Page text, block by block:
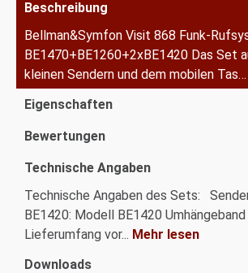
Beschreibung
Bellman&Symfon Visit 868 Funk-
BE1470+BE1260+2xBE1420 Das Set
kleinen Sendern und dem mobilen Tas…
Eigenschaften
Bewertungen
Technische Angaben
Technische Angaben des Sets:
BE1420: Modell BE1420 Umhängeband
Lieferumfang vor... Mehr lesen
Downloads